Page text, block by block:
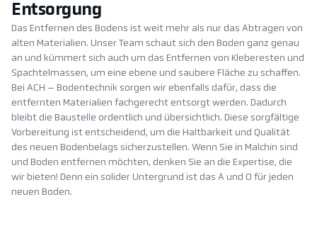
Entsorgung
Das Entfernen des Bodens ist weit mehr als nur das Abtragen von
alten Materialien. Unser Team schaut sich den Boden ganz genau
an und kümmert sich auch um das Entfernen von Kleberesten und
Spachtelmassen, um eine ebene und saubere Fläche zu schaffen.
Bei ACH – Bodentechnik sorgen wir ebenfalls dafür, dass die
entfernten Materialien fachgerecht entsorgt werden. Dadurch
bleibt die Baustelle ordentlich und übersichtlich. Diese sorgfältige
Vorbereitung ist entscheidend, um die Haltbarkeit und Qualität
des neuen Bodenbelags sicherzustellen. Wenn Sie in Malchin sind
und Boden entfernen möchten, denken Sie an die Expertise, die
wir bieten! Denn ein solider Untergrund ist das A und O für jeden
neuen Boden.